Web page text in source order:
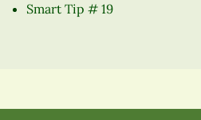
Smart Tip # 19